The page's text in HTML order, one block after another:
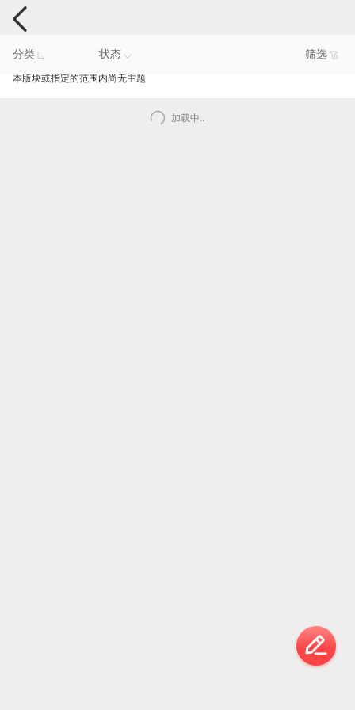
手机反馈
分类 状态 筛选
本版块或指定的范围内尚无主题
加载中..